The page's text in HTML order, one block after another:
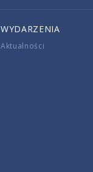
WYDARZENIA
Aktualności